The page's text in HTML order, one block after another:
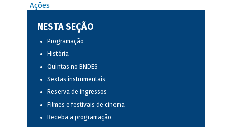
Ações
NESTA SEÇÃO
Programação
História
Quintas no BNDES
Sextas instrumentais
Reserva de ingressos
Filmes e festivais de cinema
Receba a programação